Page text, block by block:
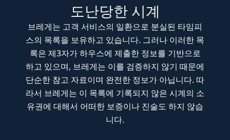
도난당한 시계
브레게는 고객 서비스의 일환으로 분실된 타임피
스의 목록을 보유하고 있습니다. 그러나 이러한 목
록은 제3자가 하우스에 제출한 정보를 기반으로
하고 있으며, 브레게는 이를 검증하지 않기 때문에
단순한 참고 자료이며 완전한 정보가 아닙니다. 따
라서 브레게는 이 목록에 기록되지 않은 시계의 소
유권에 대해서 어떠한 보증이나 진술도 하지 않습
니다.